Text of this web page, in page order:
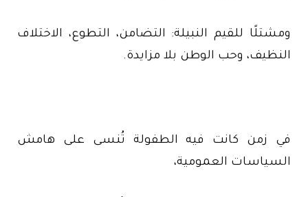
ومشتلًا للقيم النبيلة: التضامن، التطوع، الاختلاف
النظيف، وحب الوطن بلا مزايدة.
في زمن كانت فيه الطفولة تُنسى على هامش
السياسات العمومية،